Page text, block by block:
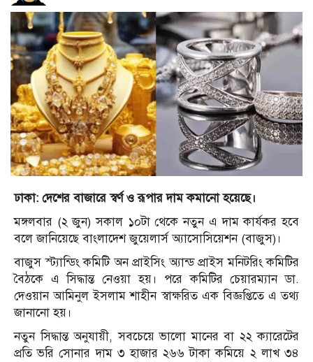
ঢাকা: দেশের বাজারে স্বর্ণ ও রূপার দাম কমানো হয়েছে।
মঙ্গলবার (২ জুন) সকাল ১০টা থেকে নতুন এ দাম কার্যকর হবে
বলে জানিয়েছে বাংলাদেশ জুয়েলার্স অ্যাসোসিয়েশন (বাজুস)।
বাজুস স্ট্যান্ডিং কমিটি অন প্রাইসিং অ্যান্ড প্রাইস মনিটরিং কমিটির
বৈঠকে এ সিদ্ধান্ত নেওয়া হয়। পরে কমিটির চেয়ারম্যান ডা.
দেওয়ান আমিনুল ইসলাম শাহীন স্বাক্ষরিত এক বিজ্ঞপ্তিতে এ তথ্য
জানানো হয়।
নতুন সিদ্ধান্ত অনুযায়ী, সবচেয়ে ভালো মানের বা ২২ ক্যারেটের
প্রতি ভরি সোনার দাম ৩ হাজার ২৬৬ টাকা কমিয়ে ২ লাখ ৩৪